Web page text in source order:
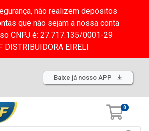
não realizem depósitos
que não sejam a nossa conta
CNPJ é: 27.717.135/0001-29
DISTRIBUIDORA EIRELI
Baixe já nosso APP
0